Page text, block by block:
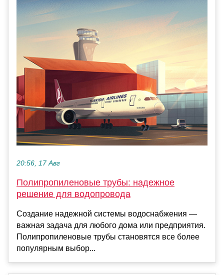
20:56, 17 Авг
Полипропиленовые трубы: надежное
решение для водопровода
Создание надежной системы водоснабжения —
важная задача для любого дома или предприятия.
Полипропиленовые трубы становятся все более
популярным выбор...